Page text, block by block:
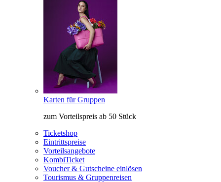
Karten für Gruppen
zum Vorteilspreis ab 50 Stück
Ticketshop
Eintrittspreise
Vorteilsangebote
KombiTicket
Voucher & Gutscheine einlösen
Tourismus & Gruppenreisen